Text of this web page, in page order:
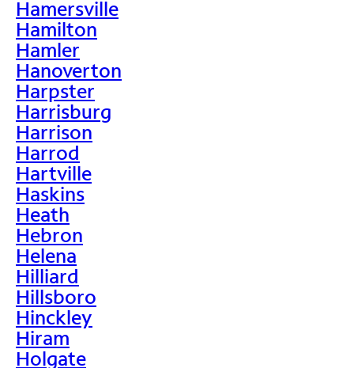
Hamersville
Hamilton
Hamler
Hanoverton
Harpster
Harrisburg
Harrison
Harrod
Hartville
Haskins
Heath
Hebron
Helena
Hilliard
Hillsboro
Hinckley
Hiram
Holgate